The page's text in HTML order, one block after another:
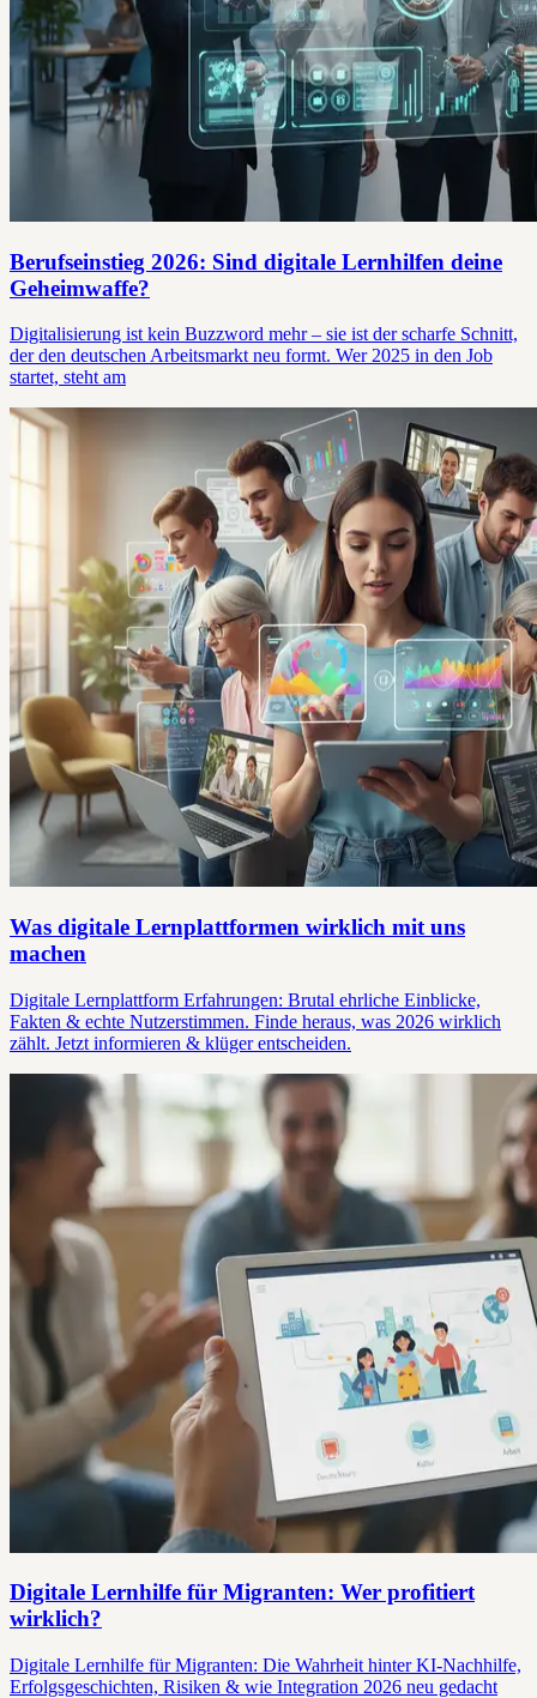
Berufseinstieg 2026: Sind digitale Lernhilfen deine
Geheimwaffe?
Digitalisierung ist kein Buzzword mehr – sie ist der scharfe Schnitt,
der den deutschen Arbeitsmarkt neu formt. Wer 2025 in den Job
startet, steht am
Was digitale Lernplattformen wirklich mit uns
machen
Digitale Lernplattform Erfahrungen: Brutal ehrliche Einblicke,
Fakten & echte Nutzerstimmen. Finde heraus, was 2026 wirklich
zählt. Jetzt informieren & klüger entscheiden.
Digitale Lernhilfe für Migranten: Wer profitiert
wirklich?
Digitale Lernhilfe für Migranten: Die Wahrheit hinter KI-Nachhilfe,
Erfolgsgeschichten, Risiken & wie Integration 2026 neu gedacht